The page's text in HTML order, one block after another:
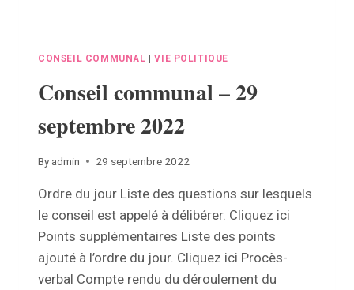
CONSEIL COMMUNAL |VIE POLITIQUE
Conseil communal – 29
septembre 2022
By admin 29 septembre 2022
Ordre du jour Liste des questions sur lesquels
le conseil est appelé à délibérer. Cliquez ici
Points supplémentaires Liste des points
ajouté à l’ordre du jour. Cliquez ici Procès-
verbal Compte rendu du déroulement du